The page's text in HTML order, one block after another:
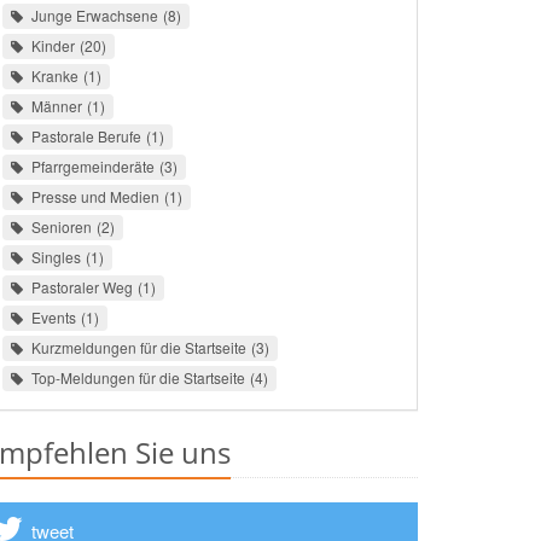
Junge Erwachsene 8
Kinder 20
Kranke 1
Männer 1
Pastorale Berufe 1
Pfarrgemeinderäte 3
Presse und Medien 1
Senioren 2
Singles 1
Pastoraler Weg 1
Events 1
Kurzmeldungen für die Startseite 3
Top-Meldungen für die Startseite 4
Sie uns
tweet